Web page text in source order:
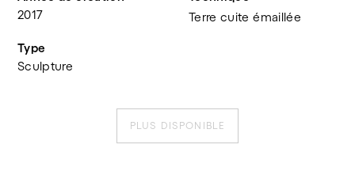
2017
Terre cuite émaillée
Type
Sculpture
PLUS DISPONIBLE